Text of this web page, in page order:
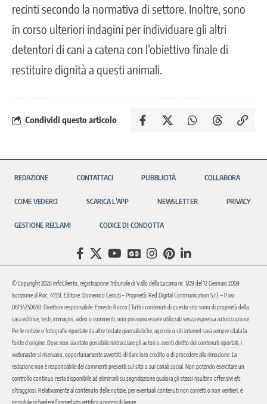
recinti secondo la normativa di settore. Inoltre, sono
in corso ulteriori indagini per individuare gli altri
detentori di cani a catena con l’obiettivo finale di
restituire dignità a questi animali.
Condividi questo articolo
REDAZIONE CONTATTACI PUBBLICITÀ COLLABORA
COME VEDERCI SCARICA L’APP NEWSLETTER PRIVACY
GESTIONE RECLAMI CODICE DI CONDOTTA
© Copyright 2026 InfoCilento, registrazione Tribunale di Vallo della Lucania nr. 1/09 del 12 Gennaio 2009.
Iscrizione al Roc: 41551. Editore: Domenico Cerruti – Proprietà: Red Digital Communication S.r.l. – P.iva
06134250650. Direttore responsabile: Ernesto Rocco | Tutti i contenuti di questo sito sono di proprietà della
casa editrice, testi, immagini, video o commenti, non possono essere utilizzati senza espressa autorizzazione.
Per le notizie o fotografie riportate da altre testate giornalistiche, agenzie o siti internet sarà sempre citata la
fonte d’origine. Dove non sia stato possibile rintracciare gli autori o aventi diritto dei contenuti riportati, i
webmaster si riservano, opportunamente avvertiti, di dare loro credito o di procedere alla rimozione. La
redazione non è responsabile dei commenti presenti sul sito o sui canali social. Non potendo esercitare un
controllo continuo resta disponibile ad eliminarli su segnalazione qualora gli stessi risultino offensivi e/o
oltraggiosi. Relativamente al contenuto delle notizie, per eventuali contenuti non corretti o non veritieri, è
possibile richiedere l’immediata rettifica a norma di legge.